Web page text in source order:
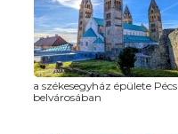
a székesegyház épülete Pécs
belvárosában